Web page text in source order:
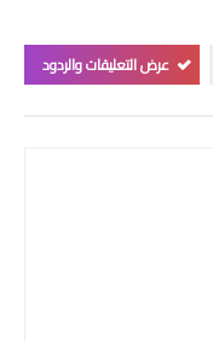
عرض التعليقات والردود